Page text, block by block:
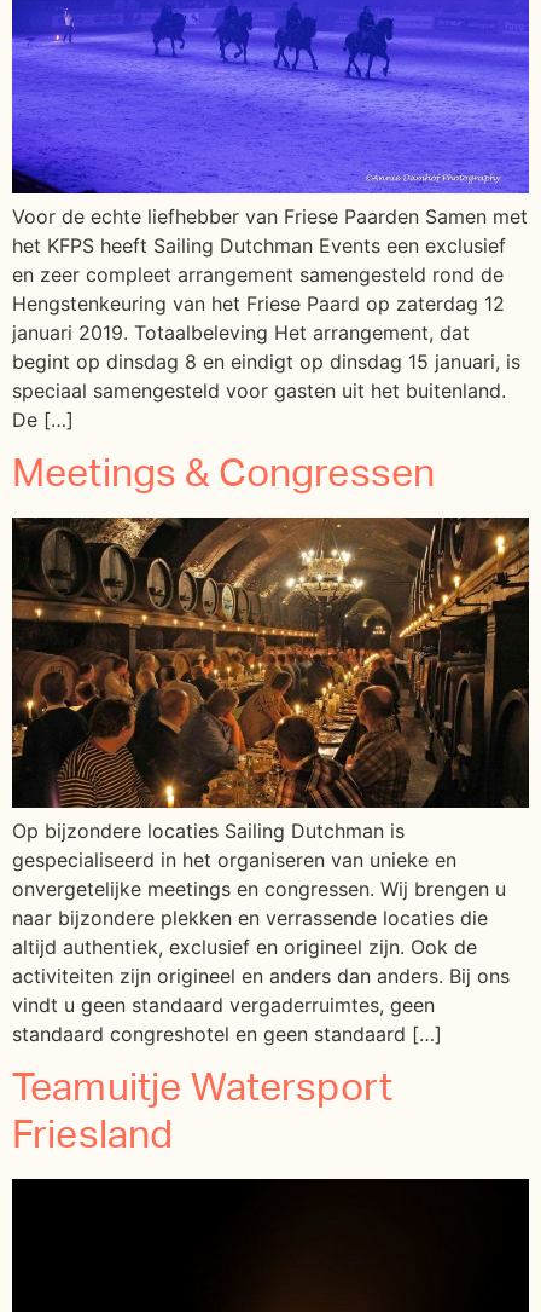
Voor de echte liefhebber van Friese Paarden Samen met
het KFPS heeft Sailing Dutchman Events een exclusief
en zeer compleet arrangement samengesteld rond de
Hengstenkeuring van het Friese Paard op zaterdag 12
januari 2019. Totaalbeleving Het arrangement, dat
begint op dinsdag 8 en eindigt op dinsdag 15 januari, is
speciaal samengesteld voor gasten uit het buitenland.
De […]
Meetings & Congressen
Op bijzondere locaties Sailing Dutchman is
gespecialiseerd in het organiseren van unieke en
onvergetelijke meetings en congressen. Wij brengen u
naar bijzondere plekken en verrassende locaties die
altijd authentiek, exclusief en origineel zijn. Ook de
activiteiten zijn origineel en anders dan anders. Bij ons
vindt u geen standaard vergaderruimtes, geen
standaard congreshotel en geen standaard […]
Teamuitje Watersport
Friesland